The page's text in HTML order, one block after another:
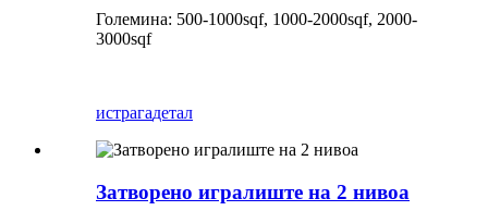
Големина: 500-1000sqf, 1000-2000sqf, 2000-
3000sqf
истрагадетал
Затворено игралиште на 2 нивоа